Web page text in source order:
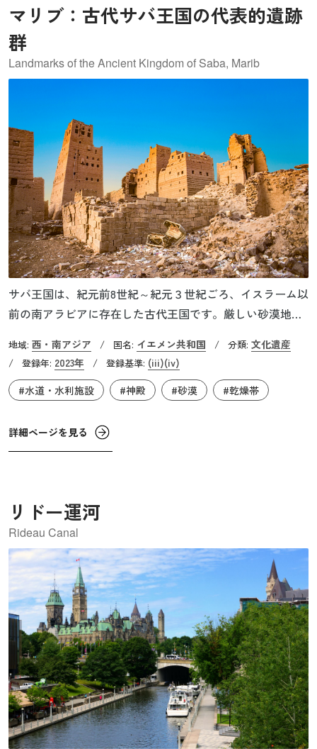
マリブ：古代サバ王国の代表的遺跡
群
Landmarks of the Ancient Kingdom of Saba, Marib
サバ王国は、紀元前8世紀～紀元３世紀ごろ、イスラーム以
前の南アラビアに存在した古代王国です。厳しい砂漠地帯
シス都市として栄えました。都のマリブは、乳香を扱う隊
商交易のルートにも組み込まれ、南アラビアの経済・文化
の中心地となります。ユダヤ教・キリスト教の聖典である
ソロモンを訪ね、香料などを贈る場面が描かれています。
この“シェバの女王”がサバ王国の女王と考えられていま
する話があり、「大金持ち」で「賢い」女王という記述も
あります。中世アラビアの文献にもサバ王国の繁栄ぶりが
記され、後世に伝えられています。
地域: 西・南アジア / 国名: イエメン共和国 / 分類: 文化遺産
/ 登録年: 2023年 / 登録基準: (iii)(iv)
#水道・水利施設
#神殿 #砂漠 #乾燥帯
詳細ページを見る
リドー運河
Rideau Canal